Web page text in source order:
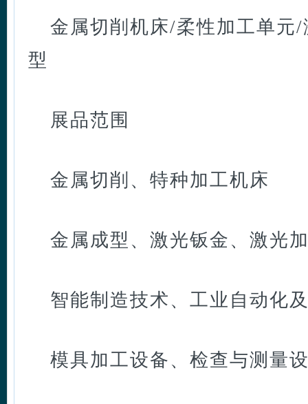
金属切削机床/柔性加工单元
型
展品范围
金属切削、特种加工机床
金属成型、激光钣金、激光
智能制造技术、工业自动化
模具加工设备、检查与测量